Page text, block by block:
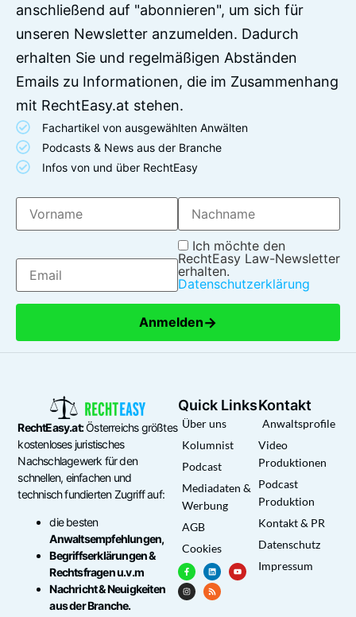
anschließend auf "abonnieren", um sich für
unseren Newsletter anzumelden. Dadurch
erhalten Sie und regelmäßigen Abständen
Emails zu Informationen, die im Zusammenhang
mit RechtEasy.at stehen.
Fachartikel von ausgewählten Anwälten
Podcasts & News aus der Branche
Infos von und über RechtEasy
Ich möchte den
RechtEasy Law-Newsletter
erhalten.
Datenschutzerklärung
Anmelden→
RechtEasy.at:Österreichs größtes
kostenloses juristisches
Nachschlagewerk für den
schnellen, einfachen und
technisch fundierten Zugriff auf:
die besten
Anwaltsempfehlungen,
Begriffserklärungen &
Rechtsfragen u.v.m
Nachricht & Neuigkeiten
aus der Branche.
Quick Links
Über uns
Kolumnist
Podcast
Mediadaten &
Werbung
AGB
Cookies
Kontakt
Anwaltsprofile
Video
Produktionen
Podcast
Produktion
Kontakt & PR
Datenschutz
Impressum